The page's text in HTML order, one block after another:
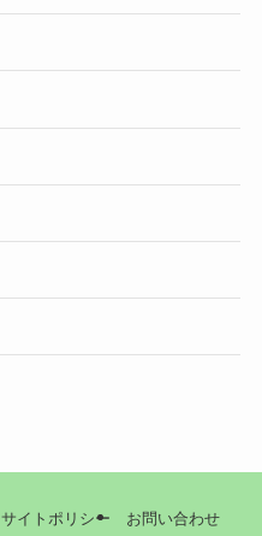
サイトポリシー お問い合わせ